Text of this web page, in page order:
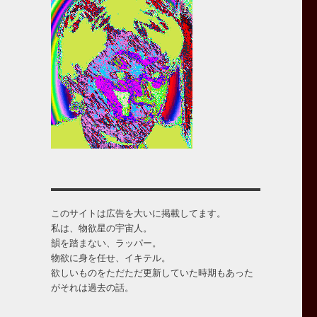
このサイトは広告を大いに掲載してます。
私は、物欲星の宇宙人。
韻を踏まない、ラッパー。
物欲に身を任せ、イキテル。
欲しいものをただただ更新していた時期もあった
がそれは過去の話。